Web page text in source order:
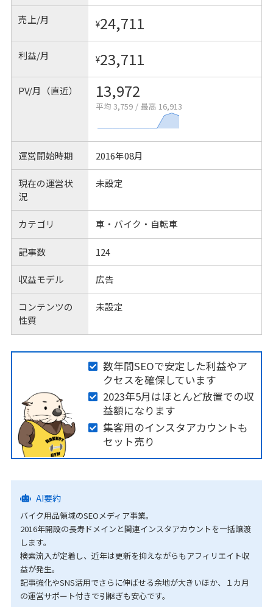
売上/月 ¥24,711
利益/月 ¥23,711
PV/月（直近） 13,972
平均 3,759 / 最高 16,913
運営開始時期 2016年08月
現在の運営状
況
未設定
カテゴリ 車・バイク・自転車
記事数 124
収益モデル 広告
コンテンツの
性質
未設定
数年間SEOで安定した利益やア
クセスを確保しています
2023年5月はほとんど放置での収
益額になります
集客用のインスタアカウントも
セット売り
AI要約
バイク用品領域のSEOメディア事業。
2016年開設の長寿ドメインと関連インスタアカウントを一括譲渡
します。
検索流入が定着し、近年は更新を抑えながらもアフィリエイト収
益が発生。
記事強化やSNS活用でさらに伸ばせる余地が大きいほか、１カ月
の運営サポート付きで引継ぎも安心です。